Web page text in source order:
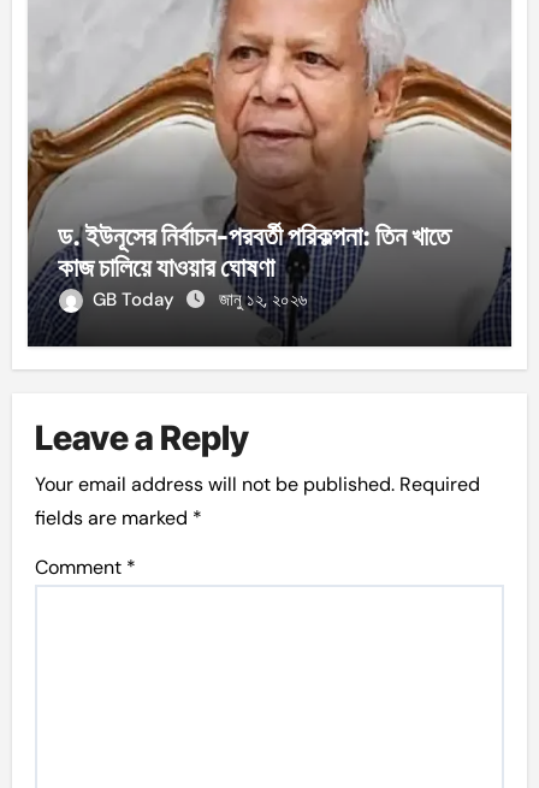
ড. ইউনূসের নির্বাচন-পরবর্তী পরিকল্পনা: তিন খাতে
কাজ চালিয়ে যাওয়ার ঘোষণা
GB Today জানু ১২, ২০২৬
Leave a Reply
Your email address will not be published. Required
fields are marked *
Comment *